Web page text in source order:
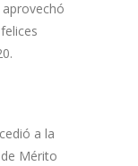
a la
Mérito